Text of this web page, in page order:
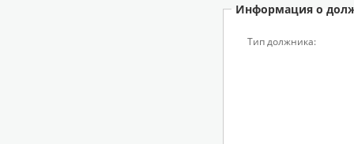
Информация о
Тип должника: